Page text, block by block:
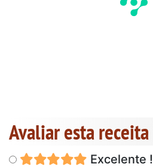
Avaliar esta receita
Excelente !